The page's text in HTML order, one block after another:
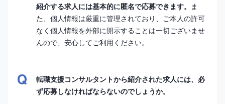
紹介する求人には基本的に匿名で応募できます。 ま
た、個人情報は厳重に管理されており、ご本人の許可
なく個人情報を外部に開示することは一切ございませ
んので、安心してご利用ください。
転職支援コンサルタントから紹介された求人には、必
ず応募しなければならないのでしょうか。